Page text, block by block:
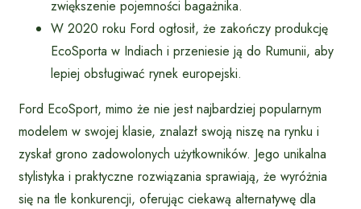
zwiększenie pojemności bagażnika.
W 2020 roku Ford ogłosił, że zakończy produkcję
EcoSporta w Indiach i przeniesie ją do Rumunii, aby
lepiej obsługiwać rynek europejski.
Ford EcoSport, mimo że nie jest najbardziej popularnym
modelem w swojej klasie, znalazł swoją niszę na rynku i
zyskał grono zadowolonych użytkowników. Jego unikalna
stylistyka i praktyczne rozwiązania sprawiają, że wyróżnia
się na tle konkurencji, oferując ciekawą alternatywę dla